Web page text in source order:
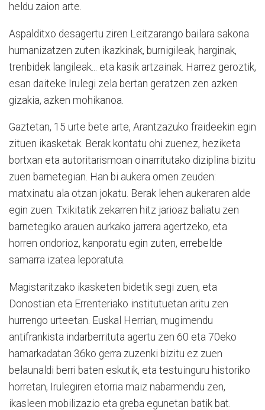
heldu zaion arte.
Aspalditxo desagertu ziren Leitzarango bailara sakona
humanizatzen zuten ikazkinak, burnigileak, harginak,
trenbidek langileak... eta kasik artzainak. Harrez geroztik,
esan daiteke Irulegi zela bertan geratzen zen azken
gizakia, azken mohikanoa.
Gaztetan, 15 urte bete arte, Arantzazuko fraideekin egin
zituen ikasketak. Berak kontatu ohi zuenez, heziketa
bortxan eta autoritarismoan oinarritutako diziplina bizitu
zuen barnetegian. Han bi aukera omen zeuden:
matxinatu ala otzan jokatu. Berak lehen aukeraren alde
egin zuen. Txikitatik zekarren hitz jarioaz baliatu zen
barnetegiko arauen aurkako jarrera agertzeko, eta
horren ondorioz, kanporatu egin zuten, errebelde
samarra izatea leporatuta.
Magistaritzako ikasketen bidetik segi zuen, eta
Donostian eta Errenteriako institutuetan aritu zen
hurrengo urteetan. Euskal Herrian, mugimendu
antifrankista indarberrituta agertu zen 60 eta 70eko
hamarkadatan 36ko gerra zuzenki bizitu ez zuen
belaunaldi berri baten eskutik, eta testuinguru historiko
horretan, Irulegiren etorria maiz nabarmendu zen,
ikasleen mobilizazio eta greba egunetan batik bat.